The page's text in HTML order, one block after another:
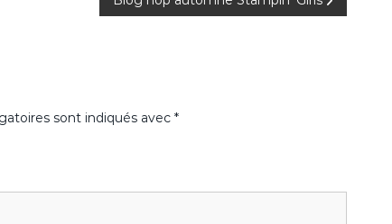
sont indiqués avec *